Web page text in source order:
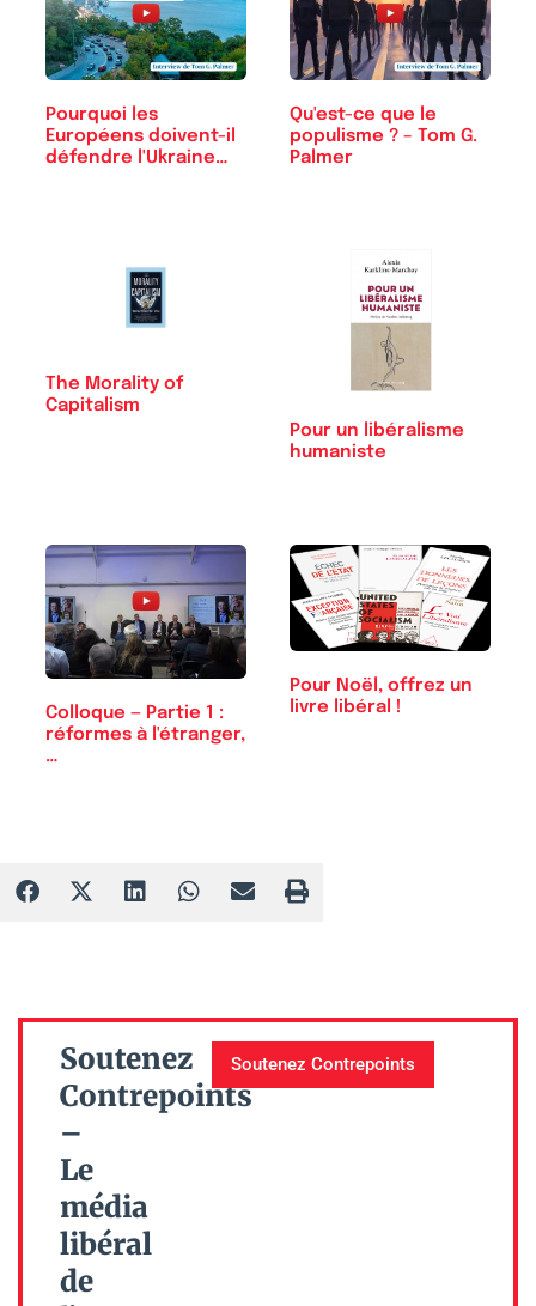
Pourquoi les
Européens doivent-il
défendre l'Ukraine…
Qu'est-ce que le
populisme ? – Tom G.
Palmer
The Morality of
Capitalism
Pour un libéralisme
humaniste
Colloque — Partie 1 :
réformes à l'étranger,
…
Pour Noël, offrez un
livre libéral !
Soutenez
Contrepoints
–
Le
média
libéral
de
Soutenez Contrepoints